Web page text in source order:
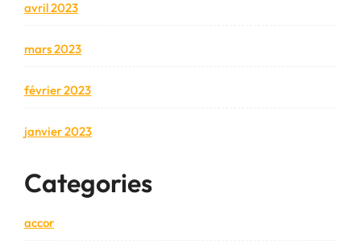
avril 2023
mars 2023
février 2023
janvier 2023
Categories
accor